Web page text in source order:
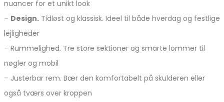
nuancer for et unikt look
– Design. Tidløst og klassisk. Ideel til både hverdag og festlige
lejligheder
– Rummelighed. Tre store sektioner og smarte lommer til
nøgler og mobil
– Justerbar rem. Bær den komfortabelt på skulderen eller
også tværs over kroppen